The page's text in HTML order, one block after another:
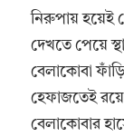
নিরুপায় হয়েই
দেখতে পেয়ে
বেলাকোবা
হেফাজতেই
বেলাকোবার